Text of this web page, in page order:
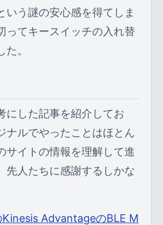
いう謎の安心感を得てしま
ってキースイッチの入れ替
。
にした記事を紹介してお
ナルでやったことはほとん
サイトの情報を理解して進
先人たちに感謝するしかな
AdvantageのBLE M